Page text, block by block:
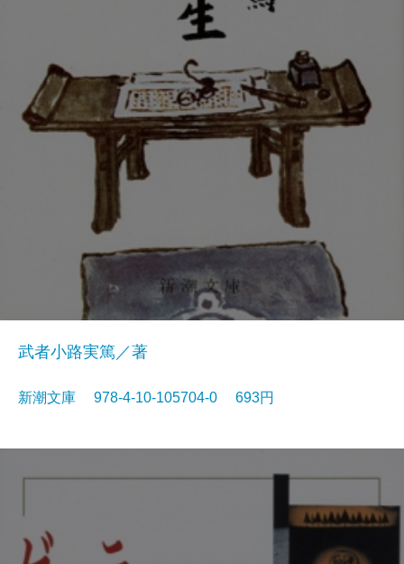
武者小路実篤／著
新潮文庫 978-4-10-105704-0 693円